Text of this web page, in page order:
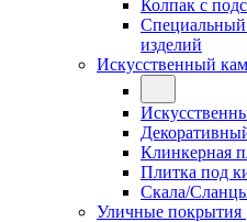
Колпак с
изделий
Искусственный
Клинкерная
Плитка под
Скала/
Уличные покрытия